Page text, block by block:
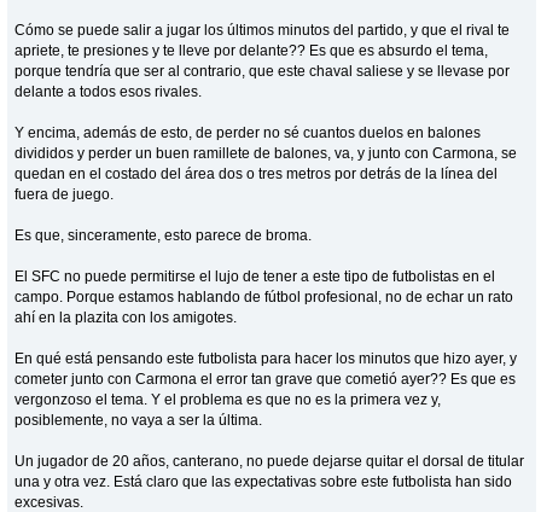
Cómo se puede salir a jugar los últimos minutos del partido, y que el rival te
apriete, te presiones y te lleve por delante?? Es que es absurdo el tema,
porque tendría que ser al contrario, que este chaval saliese y se llevase por
delante a todos esos rivales.
Y encima, además de esto, de perder no sé cuantos duelos en balones
divididos y perder un buen ramillete de balones, va, y junto con Carmona, se
quedan en el costado del área dos o tres metros por detrás de la línea del
fuera de juego.
Es que, sinceramente, esto parece de broma.
El SFC no puede permitirse el lujo de tener a este tipo de futbolistas en el
campo. Porque estamos hablando de fútbol profesional, no de echar un rato
ahí en la plazita con los amigotes.
En qué está pensando este futbolista para hacer los minutos que hizo ayer, y
cometer junto con Carmona el error tan grave que cometió ayer?? Es que es
vergonzoso el tema. Y el problema es que no es la primera vez y,
posiblemente, no vaya a ser la última.
Un jugador de 20 años, canterano, no puede dejarse quitar el dorsal de titular
una y otra vez. Está claro que las expectativas sobre este futbolista han sido
excesivas.